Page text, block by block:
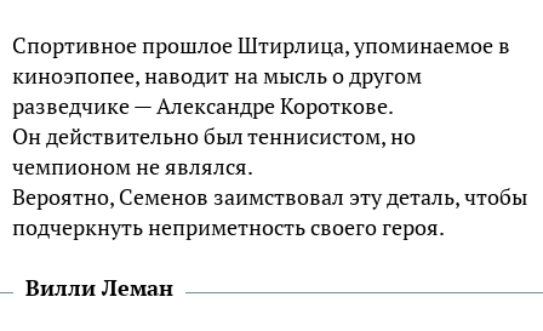
Спортивное прошлое Штирлица, упоминаемое в
киноэпопее, наводит на мысль о другом
разведчике — Александре Короткове.
Он действительно был теннисистом, но
чемпионом не являлся.
Вероятно, Семенов заимствовал эту деталь, чтобы
подчеркнуть неприметность своего героя.
Вилли Леман